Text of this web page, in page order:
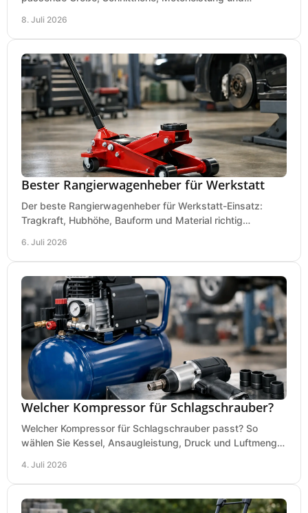
8. Juli 2026
Bester Rangierwagenheber für Werkstatt
Der beste Rangierwagenheber für Werkstatt-Einsatz:
Tragkraft, Hubhöhe, Bauform und Material richtig
6. Juli 2026
Welcher Kompressor für Schlagschrauber?
Welcher Kompressor für Schlagschrauber passt? So
wählen Sie Kessel, Ansaugleistung, Druck und Luftmenge
4. Juli 2026